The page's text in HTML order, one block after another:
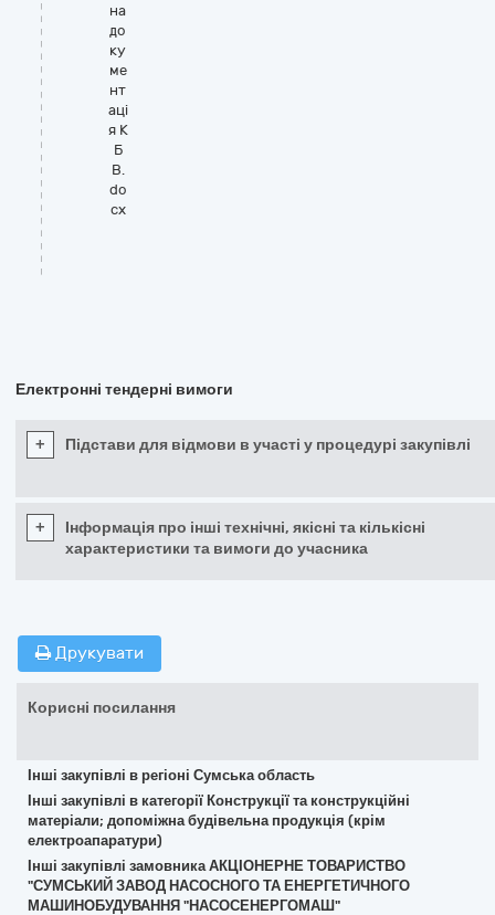
на
до
ку
ме
нт
ацi
я К
Б
В.
do
cx
Електронні тендерні вимоги
+ Підстави для відмови в участі у процедурі закупівлі
+
Інформація про інші технічні, якісні та кількісні
характеристики та вимоги до учасника
Друкувати
Корисні посилання
Інші закупівлі в регіоні Сумська область
Інші закупівлі в категорії Конструкції та конструкційні
матеріали; допоміжна будівельна продукція (крім
електроапаратури)
Інші закупівлі замовника АКЦІОНЕРНЕ ТОВАРИСТВО
"СУМСЬКИЙ ЗАВОД НАСОСНОГО ТА ЕНЕРГЕТИЧНОГО
МАШИНОБУДУВАННЯ "НАСОСЕНЕРГОМАШ"